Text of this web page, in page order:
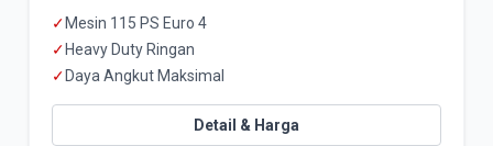
✓ Mesin 115 PS Euro 4
✓ Heavy Duty Ringan
✓ Daya Angkut Maksimal
Detail & Harga